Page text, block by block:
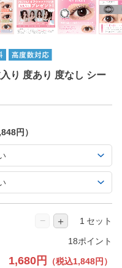
り 度あり 度なし シー
円）
− ＋ セット
18ポイント
1,680円 （税込1,848円）